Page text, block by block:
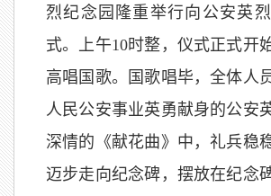
烈纪念园隆重举行向公安英
式。上午10时整，仪式正式开
高唱国歌。国歌唱毕，全体人
人民公安事业英勇献身的公安
深情的《献花曲》中，礼兵稳
迈步走向纪念碑，摆放在纪念